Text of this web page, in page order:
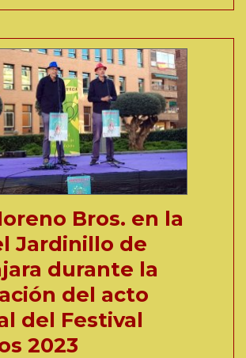
Bros. en la
Jardinillo de
durante la
del acto
del Festival
2023